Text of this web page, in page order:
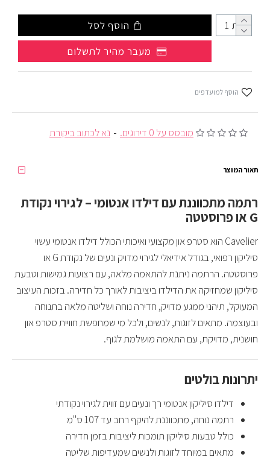
מובסס על 0 דירוגים. - נא לכתוב ביקורת
כמות
הוסף לסל
מעבר מהיר לתשלום
הוסף למועדפים
תאור המוצר
רתמה מתכווננת עם דילדו אנטומי – לגירוי נקודת
G או פרוסטטה
Cavelier הוא סטרפ און מקצועי ואיכותי הכולל דילדו אנטומי עשוי
סיליקון רפואי, בגודל אידיאלי לגירוי מדויק ונעים של נקודת G או
פרוסטטה. הרתמה ניתנת להתאמה מלאה, עם רצועות גמישות וטבעת
סיליקון שמחזיקה את הדילדו ביציבות לאורך כל חדירה. בזכות העיצוב
המעוקל, תיהני ממגע מדויק, חדירה נוחה ושליטה מלאה בתנוחה
ובעוצמה. מתאים לזוגות, לנשים, ולכל מי שמחפשת חוויית סטרפ און
חושנית, מדויקת, עם התאמה מושלמת לגוף.
יתרונות בולטים
דילדו סיליקון אנטומי רך ונעים עם זווית לגירוי נקודתי
רתמה נוחה, מתכווננת להיקף רחב עד 107 ס"מ
כולל טבעות סיליקון תומכות ליציבות בזמן חדירה
מתאים במיוחד לזוגות ולנשים שמעדיפות שליטה